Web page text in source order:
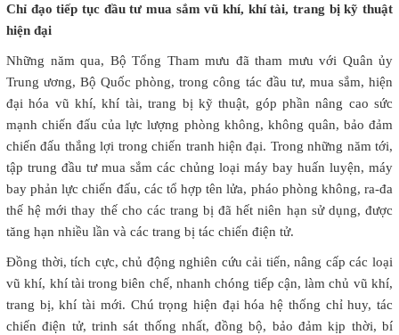
Chỉ đạo tiếp tục đầu tư mua sắm vũ khí, khí tài, trang bị kỹ thuật
hiện đại
Những năm qua, Bộ Tổng Tham mưu đã tham mưu với Quân ủy
Trung ương, Bộ Quốc phòng, trong công tác đầu tư, mua sắm, hiện
đại hóa vũ khí, khí tài, trang bị kỹ thuật, góp phần nâng cao sức
mạnh chiến đấu của lực lượng phòng không, không quân, bảo đảm
chiến đấu thắng lợi trong chiến tranh hiện đại. Trong những năm tới,
tập trung đầu tư mua sắm các chủng loại máy bay huấn luyện, máy
bay phản lực chiến đấu, các tổ hợp tên lửa, pháo phòng không, ra-đa
thế hệ mới thay thế cho các trang bị đã hết niên hạn sử dụng, được
tăng hạn nhiều lần và các trang bị tác chiến điện tử.
Đồng thời, tích cực, chủ động nghiên cứu cải tiến, nâng cấp các loại
vũ khí, khí tài trong biên chế, nhanh chóng tiếp cận, làm chủ vũ khí,
trang bị, khí tài mới. Chú trọng hiện đại hóa hệ thống chỉ huy, tác
chiến điện tử, trinh sát thống nhất, đồng bộ, bảo đảm kịp thời, bí